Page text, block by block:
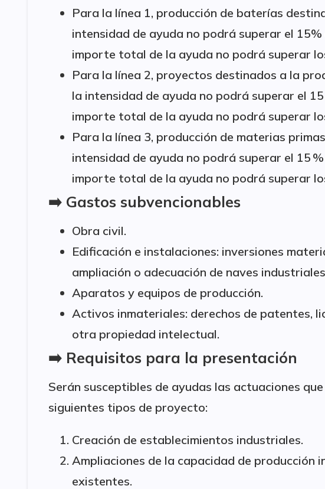
Para la línea 1, producción de baterías
intensidad de ayuda no podrá superar el
importe total de la ayuda no podrá superar
Para la línea 2, proyectos destinados a la
la intensidad de ayuda no podrá superar el
importe total de la ayuda no podrá superar
Para la línea 3, producción de materias
intensidad de ayuda no podrá superar el 15
importe total de la ayuda no podrá superar
➡️ Gastos subvencionables
Obra civil.
Edificación e instalaciones: inversiones
ampliación o adecuación de naves
Aparatos y equipos de producción.
Activos inmateriales: derechos de patentes,
otra propiedad intelectual.
➡️ Requisitos para la presentación
Serán susceptibles de ayudas las actuaciones
siguientes tipos de proyecto:
Creación de establecimientos industriales.
Ampliaciones de la capacidad de producción
existentes.